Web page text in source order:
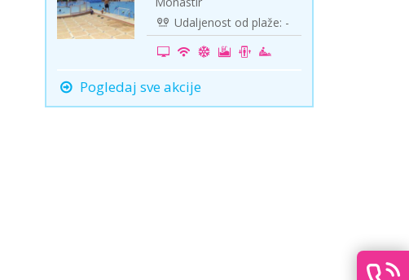
Udaljenost od plaže: -
Pogledaj sve akcije